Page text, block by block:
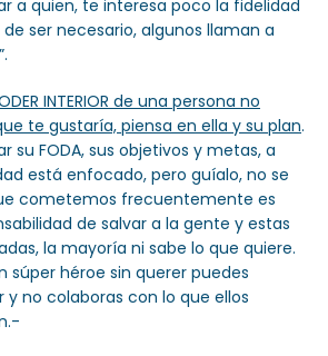
a quien, te interesa poco la fidelidad
ser necesario, algunos llaman a
INTERIOR de una persona no
te gustaría, piensa en ella y su plan.
su FODA, sus objetivos y metas, a
está enfocado, pero guíalo, no se
cometemos frecuentemente es
de salvar a la gente y estas
la mayoría ni sabe lo que quiere.
súper héroe sin querer puedes
no colaboras con lo que ellos